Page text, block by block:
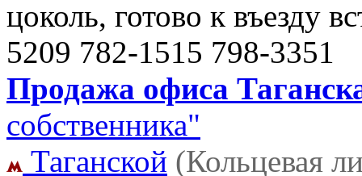
цоколь, готово к въезду
5209 782-1515 798-3351
Продажа офиса
собственника"
Таганской (Кольцевая